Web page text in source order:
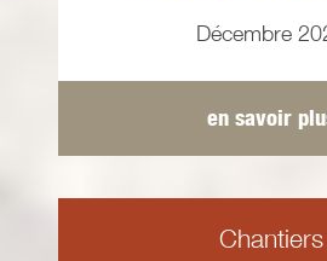
Décembre
en savoir
Chantiers